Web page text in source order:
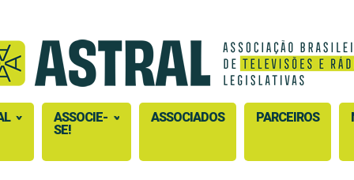
ASSOCIE-
SE!
ASSOCIADOS PARCEIROS